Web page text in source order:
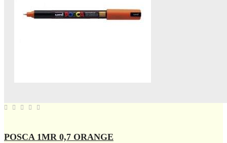
POSCA 1MR 0,7 ORANGE